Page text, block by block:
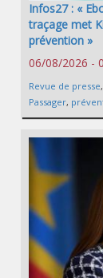
Infos27 : «
traçage met
prévention »
06/08/2026 -
Revue de presse,
Passager,